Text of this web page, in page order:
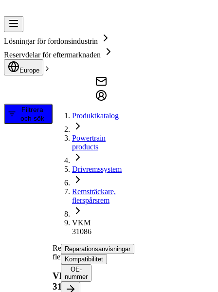
Lösningar för fordonsindustrin
Reservdelar för eftermarknaden
Europe
Filtrera
och sök
Produktkatalog
Powertrain
products
Drivremssystem
Remsträckare,
flerspårsrem
VKM
31086
Remsträckare,
flerspårsrem
VKM
31086
Reparationsanvisningar
Kompatibilitet
OE-
nummer